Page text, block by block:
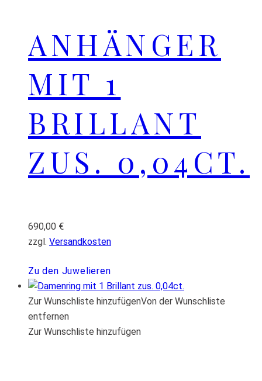
ANHÄNGER
MIT 1
BRILLANT
ZUS. 0,04CT.
690,00 €
zzgl. Versandkosten
Zu den Juwelieren
Zur Wunschliste hinzufügenVon der Wunschliste
entfernen
Zur Wunschliste hinzufügen